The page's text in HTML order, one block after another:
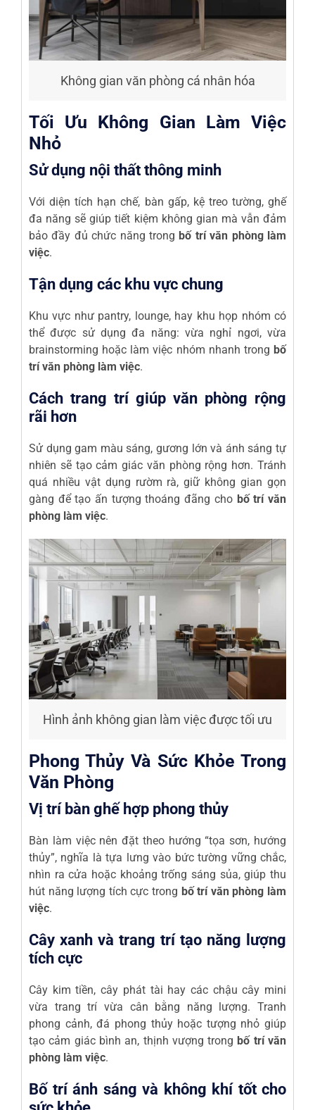
Không gian văn phòng cá nhân hóa
Tối Ưu Không Gian Làm Việc
Nhỏ
Sử dụng nội thất thông minh
Với diện tích hạn chế, bàn gấp, kệ treo tường, ghế
đa năng sẽ giúp tiết kiệm không gian mà vẫn đảm
bảo đầy đủ chức năng trong bố trí văn phòng làm
việc.
Tận dụng các khu vực chung
Khu vực như pantry, lounge, hay khu họp nhóm có
thể được sử dụng đa năng: vừa nghỉ ngơi, vừa
brainstorming hoặc làm việc nhóm nhanh trong bố
trí văn phòng làm việc.
Cách trang trí giúp văn phòng rộng
rãi hơn
Sử dụng gam màu sáng, gương lớn và ánh sáng tự
nhiên sẽ tạo cảm giác văn phòng rộng hơn. Tránh
quá nhiều vật dụng rườm rà, giữ không gian gọn
gàng để tạo ấn tượng thoáng đãng cho bố trí văn
phòng làm việc.
Hình ảnh không gian làm việc được tối ưu
Phong Thủy Và Sức Khỏe Trong
Văn Phòng
Vị trí bàn ghế hợp phong thủy
Bàn làm việc nên đặt theo hướng “tọa sơn, hướng
thủy”, nghĩa là tựa lưng vào bức tường vững chắc,
nhìn ra cửa hoặc khoảng trống sáng sủa, giúp thu
hút năng lượng tích cực trong bố trí văn phòng làm
việc.
Cây xanh và trang trí tạo năng lượng
tích cực
Cây kim tiền, cây phát tài hay các chậu cây mini
vừa trang trí vừa cân bằng năng lượng. Tranh
phong cảnh, đá phong thủy hoặc tượng nhỏ giúp
tạo cảm giác bình an, thịnh vượng trong bố trí văn
phòng làm việc.
Bố trí ánh sáng và không khí tốt cho